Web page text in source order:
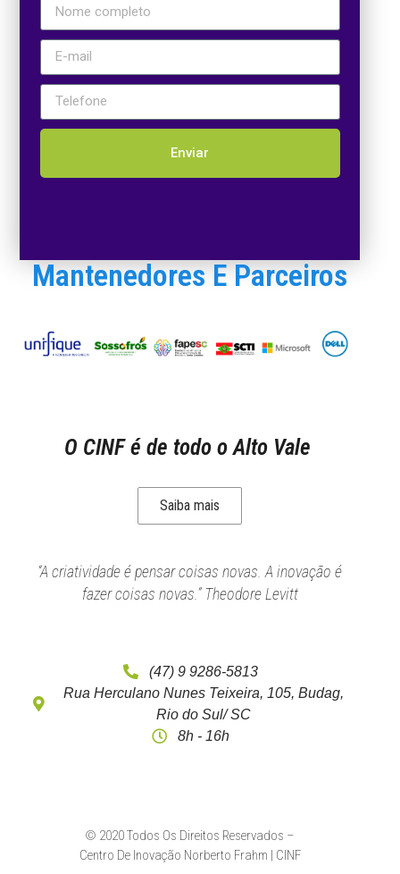
Enviar
Mantenedores E Parceiros
O CINF é de todo o Alto Vale
Saiba mais
“A criatividade é pensar coisas novas. A inovação é
fazer coisas novas.” Theodore Levitt
(47) 9 9286-5813
Rua Herculano Nunes Teixeira, 105, Budag,
Rio do Sul/ SC
8h - 16h
© 2020 Todos Os Direitos Reservados –
Centro De Inovação Norberto Frahm | CINF